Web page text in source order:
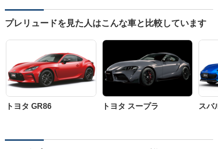
プレリュードを見た人はこんな車と比較しています
トヨタ GR86 トヨタ スープラ スバ